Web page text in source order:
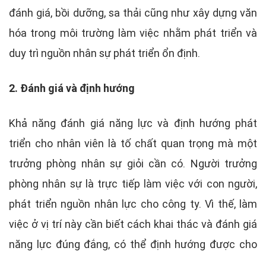
đánh giá, bồi dưỡng, sa thải cũng như xây dựng văn
hóa trong môi trường làm việc nhằm phát triển và
duy trì nguồn nhân sự phát triển ổn định.
2. Đánh giá và định hướng
Khả năng đánh giá năng lực và định hướng phát
triển cho nhân viên là tố chất quan trọng mà một
trưởng phòng nhân sự giỏi cần có. Người trưởng
phòng nhân sự là trực tiếp làm việc với con người,
phát triển nguồn nhân lực cho công ty. Vì thế, làm
việc ở vị trí này cần biết cách khai thác và đánh giá
năng lực đúng đắng, có thể định hướng được cho